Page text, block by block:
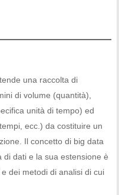
una raccolta di
di volume (quantità),
unità di tempo) ed
ecc.) da costituire un
Il concetto di big data
di dati e la sua estensione è
dei metodi di analisi di cui